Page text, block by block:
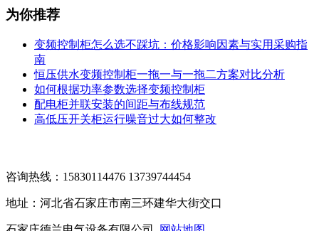
为你推荐
变频控制柜怎么选不踩坑：价格影响因素与实用采购指
南
恒压供水变频控制柜一拖一与一拖二方案对比分析
如何根据功率参数选择变频控制柜
配电柜并联安装的间距与布线规范
高低压开关柜运行噪音过大如何整改
咨询热线：15830114476 13739744454
地址：河北省石家庄市南三环建华大街交口